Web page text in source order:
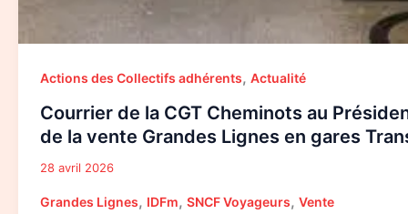
Actions des Collectifs adhérents, Actualité
Courrier de la CGT Cheminots au
de la vente Grandes Lignes en gares
28 avril 2026
Grandes Lignes, IDFm, SNCF Voyageurs, Vente